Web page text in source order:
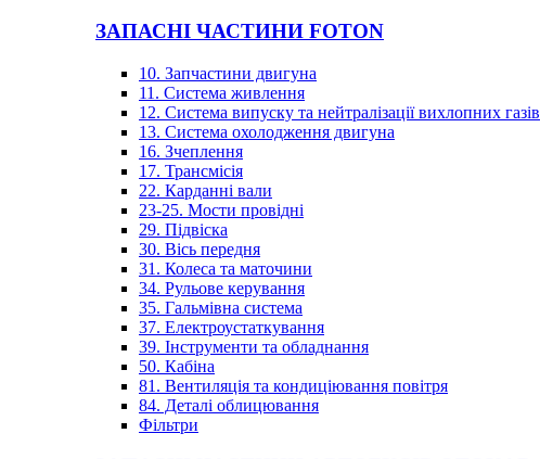
ЗАПАСНІ ЧАСТИНИ FOTON
10. Запчастини двигуна
11. Система живлення
12. Система випуску та нейтралізації вихлопних газів
13. Система охолодження двигуна
16. Зчеплення
17. Трансмісія
22. Карданні вали
23-25. Мости провідні
29. Підвіска
30. Вісь передня
31. Колеса та маточини
34. Рульове керування
35. Гальмівна система
37. Електроустаткування
39. Інструменти та обладнання
50. Кабіна
81. Вентиляція та кондиціювання повітря
84. Деталі облицювання
Фільтри